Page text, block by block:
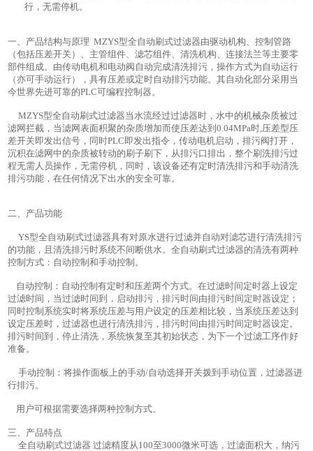
行，无需停机。
一、产品结构与原理 MZYS型全自动刷式过滤器由驱动机构、控制管路
（包括压差开关）、主管组件、滤芯组件、清洗机构、连接法兰等主要零
部件组成。由传动电机和电动阀自动完成清洗排污，操作方式为自动运行
（亦可手动运行），具有压差或定时自动排污功能。其自动化部分采用当
今世界先进可靠的PLC可编程控制器。
MZYS型全自动刷式过滤器当水流经过过滤器时，水中的机械杂质被过
滤网拦截，当滤网表面积聚的杂质增加而使压差达到0.04MPa时,压差型压
差开关即发出信号，同时PLC即发出指令，传动电机启动，排污阀打开，
沉积在滤网中的杂质被转动的刷子刷下，从排污口排出，整个刷洗排污过
程无需人员操作，无需停机，同时，该设备还有定时清洗排污和手动清洗
排污功能，在任何情况下出水的安全可靠。
二、产品功能
YS型全自动刷式过滤器具有对原水进行过滤并自动对滤芯进行清洗排污
的功能，且清洗排污时系统不间断供水。全自动刷式过滤器的清洗有两种
控制方式：自动控制和手动控制。
自动控制：自动控制有定时和压差两个方式。在过滤时间定时器上设定
过滤时间，当过滤时间到，启动排污，排污时间由排污时间定时器设定；
同时控制系统实时将系统压差与用户设定的压差相比较，当系统压差达到
设定压差时，过滤器也进行清洗排污，排污时间由排污时间定时器设定。
排污时间到，停止清洗，系统恢复至其初始状态，为下一个过滤工序作好
准备。
手动控制：将操作面板上的手动/自动选择开关拨到手动位置，过滤器进
行排污。
用户可根据需要选择两种控制方式。
三、产品特点
全自动刷式过滤器 过滤精度从100至3000微米可选，过滤面积大，纳污